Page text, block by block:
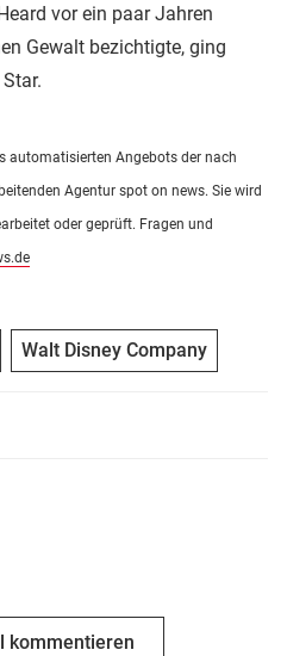
vor ein paar Jahren
Gewalt bezichtigte, ging
automatisierten Angebots der nach
Agentur spot on news. Sie wird
oder geprüft. Fragen und
Walt Disney Company
kommentieren